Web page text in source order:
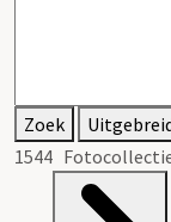
Zoek
1544